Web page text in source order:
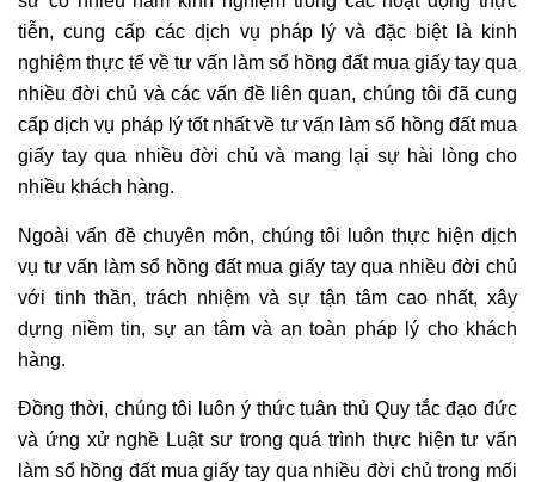
tiễn, cung cấp các dịch vụ pháp lý và đặc biệt là kinh
nghiệm thực tế về tư vấn làm sổ hồng đất mua giấy tay qua
nhiều đời chủ và các vấn đề liên quan, chúng tôi đã cung
cấp dịch vụ pháp lý tốt nhất về tư vấn làm sổ hồng đất mua
giấy tay qua nhiều đời chủ và mang lại sự hài lòng cho
nhiều khách hàng.
Ngoài vấn đề chuyên môn, chúng tôi luôn thực hiện dịch
vụ tư vấn làm sổ hồng đất mua giấy tay qua nhiều đời chủ
với tinh thần, trách nhiệm và sự tận tâm cao nhất, xây
dựng niềm tin, sự an tâm và an toàn pháp lý cho khách
hàng.
Đồng thời, chúng tôi luôn ý thức tuân thủ Quy tắc đạo đức
và ứng xử nghề Luật sư trong quá trình thực hiện tư vấn
làm sổ hồng đất mua giấy tay qua nhiều đời chủ trong mối